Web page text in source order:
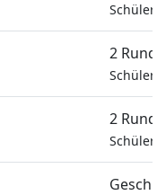
2
2